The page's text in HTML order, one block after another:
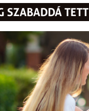
SZABADDÁ TETT